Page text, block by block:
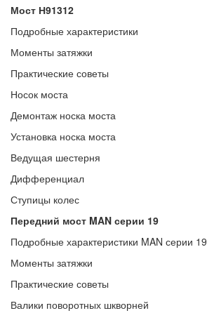
Мост Н91312
Подробные характеристики
Моменты затяжки
Практические советы
Носок моста
Демонтаж носка моста
Установка носка моста
Ведущая шестерня
Дифференциал
Ступицы колес
Передний мост MAN серии 19
Подробные характеристики MAN серии 19
Моменты затяжки
Практические советы
Валики поворотных шкворней